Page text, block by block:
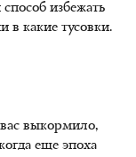
избежать
в какие тусовки.
вас выкормило,
еще эпоха